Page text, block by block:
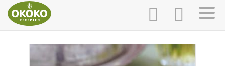
INLOGGEN
HOME